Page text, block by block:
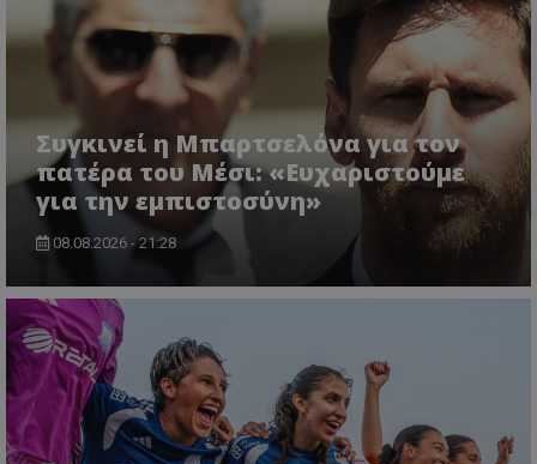
Συγκινεί η Μπαρτσελόνα για τον
πατέρα του Μέσι: «Ευχαριστούμε
για την εμπιστοσύνη»
08.08.2026 - 21:28